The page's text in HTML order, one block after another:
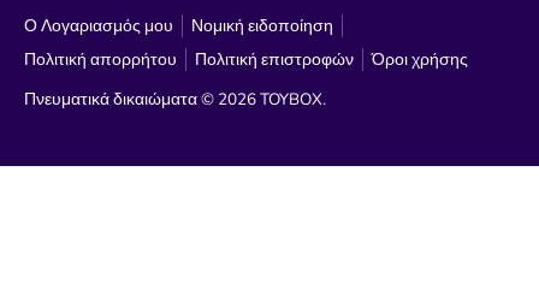
Ο Λογαριασμός μου
Νομική ειδοποίηση
Πολιτική απορρήτου
Πολιτική επιστροφών
Όροι χρήσης
Πνευματικά δικαιώματα © 2026TOYBOX.